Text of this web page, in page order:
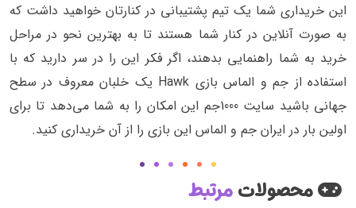
این خریداری شما یک تیم پشتیبانی در کنارتان خواهید داشت که
به صورت آنلاین در کنار شما هستند تا به بهترین نحو در مراحل
خرید به شما راهنمایی بدهند، اگر فکر این را در سر دارید که با
استفاده از جم و الماس بازی Hawk یک خلبان معروف در سطح
جهانی باشید سایت 1000جم این امکان را به شما می‌دهد تا برای
اولین بار در ایران جم و الماس این بازی را از آن خریداری کنید.
محصولاتمرتبط